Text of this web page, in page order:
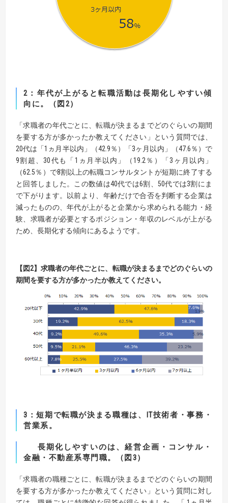
2：年代が上がると転職活動は長期化しやすい傾
向に。（図2）
「求職者の年代ごとに、転職が決まるまでどのぐらいの期間
を要する方が多かったか教えてください」という質問では、
20代は「1ヵ月半以内」（42.9％）「3ヶ月以内」（47.6％）で
9割超、30代も「1ヵ月半以内」（19.2％）「3ヶ月以内」
（62.5％）で8割以上の転職コンサルタントが短期に終了する
と回答しました。この数値は40代では6割、50代では3割にま
で下がります。以前より、年齢だけで合否を判断する企業は
減ったものの、年代が上がると企業から求められる能力・経
験、求職者が必要とするポジション・年収のレベルが上がる
ため、長期化する傾向にあるようです。
【図2】求職者の年代ごとに、転職が決まるまでどのぐらいの
期間を要する方が多かったか教えてください。
3：短期で転職が決まる職種は、IT技術者・事務・
営業系。
長期化しやすいのは、経営企画・コンサル・
金融・不動産系専門職。（図3）
「求職者の職種ごとに、転職が決まるまでどのぐらいの期間
を要する方が多かったか教えてください」という質問に対し